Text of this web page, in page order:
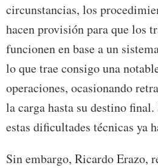
circunstancias, los
hacen provisión para que los
funcionen en base a un
lo que trae consigo una
operaciones, ocasionando
la carga hasta su destino
estas dificultades técnicas ya
Sin embargo, Ricardo Erazo,